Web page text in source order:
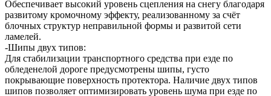
Обеспечивает высокий уровень сцепления на снегу благодаря
развитому кромочному эффекту, реализованному за счёт
блочных структур неправильной формы и развитой сети
ламелей.
-Шипы двух типов:
Для стабилизации транспортного средства при езде по
обледенелой дороге предусмотрены шипы, густо
покрывающие поверхность протектора. Наличие двух типов
шипов позволяет оптимизировать уровень шума при езде по